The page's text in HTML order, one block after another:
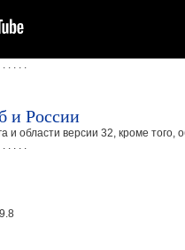
. . . . .
и России
области версии 32, кроме того,
. . . . .